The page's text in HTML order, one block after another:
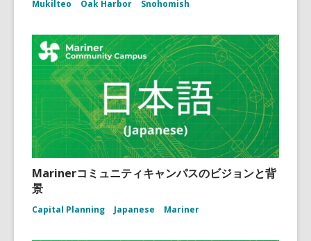
Mukilteo Oak Harbor Snohomish
Marinerコミュニティキャンパスのビジョンと背
景
Capital Planning Japanese Mariner